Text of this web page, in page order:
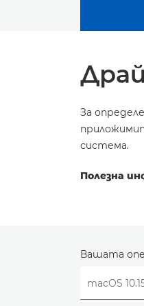
За
система.
Полезна
Вашата